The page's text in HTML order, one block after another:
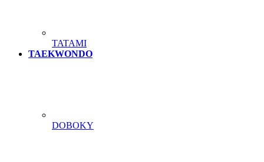
TATAMI
TAEKWONDO
DOBOKY